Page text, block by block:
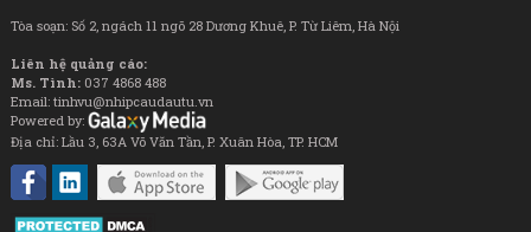
Tòa soạn: Số 2, ngách 11 ngõ 28 Dương Khuê, P. Từ Liêm, Hà Nội
Liên hệ quảng cáo:
Ms. Tình: 037 4868 488
Email: tinhvu@nhipcaudautu.vn
Powered by:
Địa chỉ: Lầu 3, 63A Võ Văn Tần, P. Xuân Hòa, TP. HCM